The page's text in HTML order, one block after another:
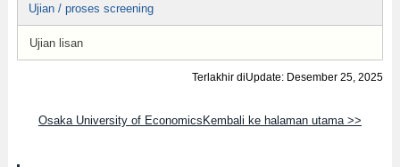
Ujian / proses screening
Ujian lisan
Terlakhir diUpdate: Desember 25, 2025
Osaka University of EconomicsKembali ke halaman utama >>